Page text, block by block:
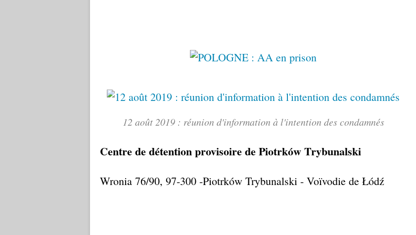
12 août 2019 : réunion d'information à l'intention des condamnés
Centre de détention provisoire de Piotrków Trybunalski
Wronia 76/90, 97-300 -Piotrków Trybunalski - Voïvodie de Łódź